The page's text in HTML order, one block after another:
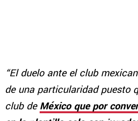
“El duelo ante el club
de una particularidad puesto
club deMéxico que por